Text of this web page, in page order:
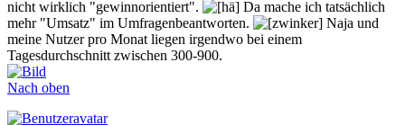
nicht wirklich "gewinnorientiert".
Da mache ich tatsächlich
mehr "Umsatz" im Umfragenbeantworten.
Naja und
meine Nutzer pro Monat liegen irgendwo bei einem
Tagesdurchschnitt zwischen 300-900.
Nach oben